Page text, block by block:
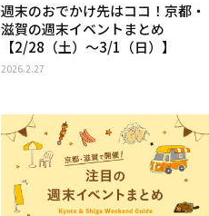
週末のおでかけ先はココ！京都・
滋賀の週末イベントまとめ
【2/28（土）〜3/1（日）】
2026.2.27